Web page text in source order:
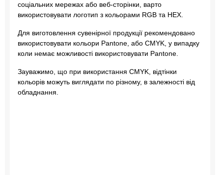
соціальних мережах або веб-сторінки, варто
використовувати логотип з кольорами RGB та HEX.
Для виготовлення сувенірної продукції рекомендовано
використовувати кольори Pantone, або CMYK, у випадку
коли немає можливості використовувати Pantone.
Зауважимо, що при використання CMYK, відтінки
кольорів можуть виглядати по різному, в залежності від
обладнання.